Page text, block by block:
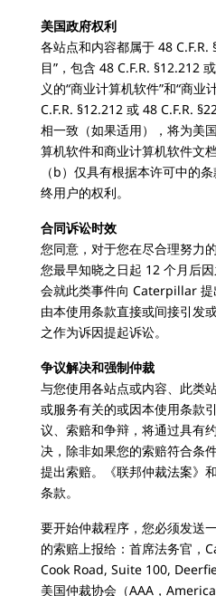
美国政府权利
各站点和内容都属于 48 C.F.R.
目”，包含 48 C.F.R. §12.212
义的“商业计算机软件”和“商业
C.F.R. §12.212 或 48 C.F.R.
相一致（如果适用），将为美
算机软件和商业计算机软件文
（b）仅具有根据本许可中的
终用户的权利。
合同诉讼时效
您同意，对于您在尽合理努力
您最早知晓之日起 12 个月后
会就此类事件向 Caterpillar
由本使用条款直接或间接引发
之作为诉因提起诉讼。
争议解决和强制仲裁
与您使用各站点或内容、此类
或服务有关的或因本使用条款
议、索赔和争辩，将通过具有
决，除非如果您的索赔符合条
提出索赔。《联邦仲裁法案》
条款。
要开始仲裁程序，您必须发送
的索赔上报给：首席法务官
Cook Road, Suite 100,
美国仲裁协会（AAA，